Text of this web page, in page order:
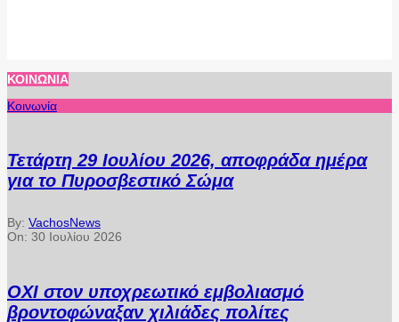
ΚΟΙΝΩΝΊΑ
Κοινωνία
Τετάρτη 29 Ιουλίου 2026, αποφράδα ημέρα
για το Πυροσβεστικό Σώμα
By: VachosNews
On: 30 Ιουλίου 2026
ΟΧΙ στον υποχρεωτικό εμβολιασμό
βροντοφώναξαν χιλιάδες πολίτες